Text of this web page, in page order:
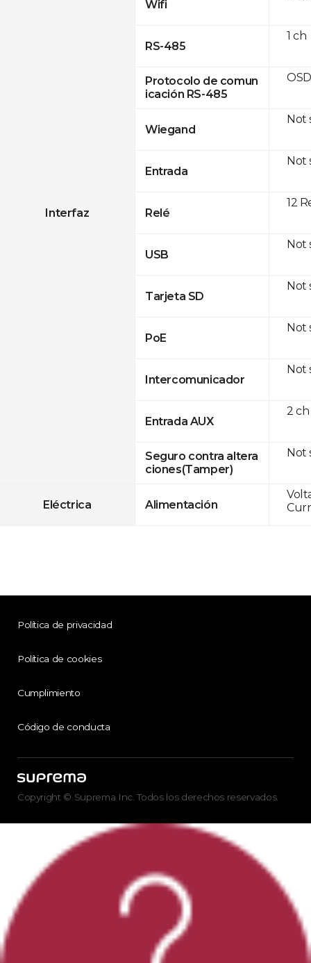
Interfaz
Wifi
RS-485
Protocolo de comun
icación RS-485
Wiegand
Entrada
Relé
USB
Tarjeta SD
PoE
Intercomunicador
Entrada AUX
Seguro contra altera
ciones(Tamper)
Eléctrica Alimentación
1 ch
Not
Not
12
Not
Not
Not
Not
2
Not
Política de privacidad
Política de cookies
Cumplimiento
Código de conducta
Copyright © Suprema Inc. Todos los derechos reservados.